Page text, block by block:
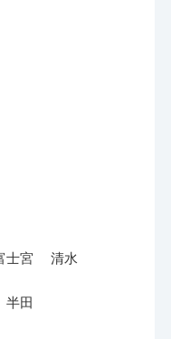
士宮 清水
半田